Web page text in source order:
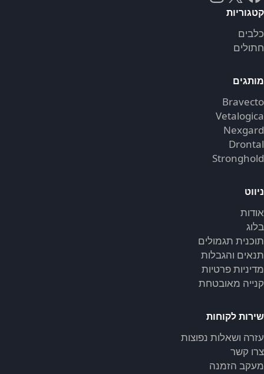
קטגוריות
כלבים
חתולים
מותגים
Bravecto
Vetalogica
Nexgard
Drontal
Stronghold
ניווט
אודות
בלוג
תוכנית תגמולים
תנאים והגבלות
מדיניות פרטיות
קנייה מאובטחת
שירות לקוחות
עזרה ושאלות נפוצות
צרו קשר
מעקב הזמנה